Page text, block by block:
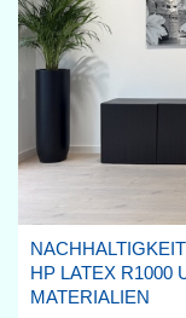
HP LATEX R1000
MATERIALIEN